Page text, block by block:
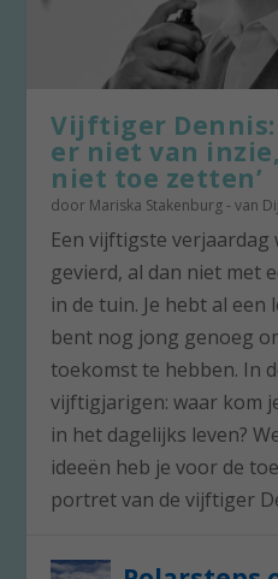
Vijftiger Dennis:
er niet van
niet toe zetten’
door Mariska Stakenburg - van
Een vijftigste
gevierd, al dan niet met
in de tuin. Je hebt al een
bent nog jong genoeg
toekomst te hebben. In
vijftigjarigen: waar kom
in het dagelijks leven?
ideeën heb je voor de
portret van de vijftiger